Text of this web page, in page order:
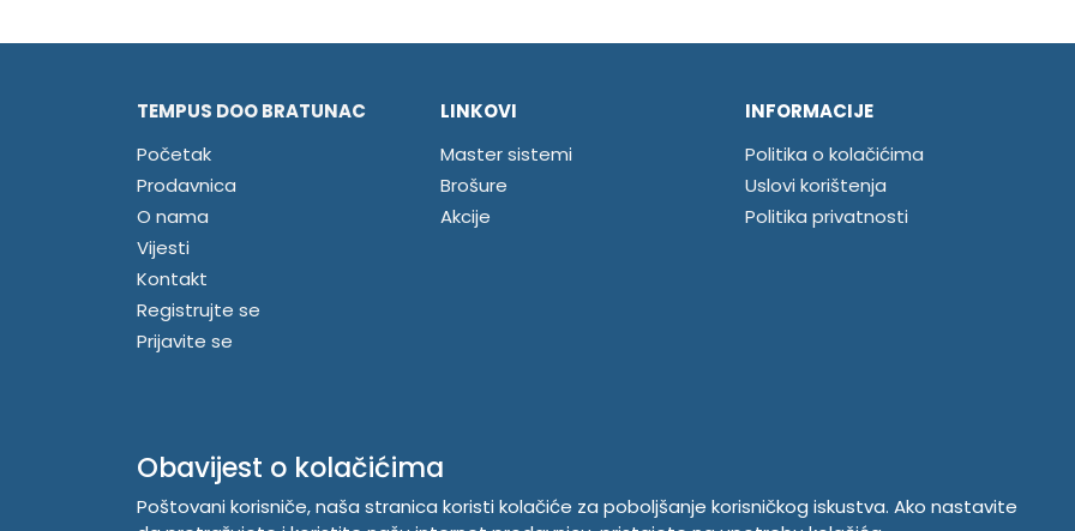
TEMPUS DOO BRATUNAC
Početak
Prodavnica
O nama
Vijesti
Kontakt
Registrujte se
Prijavite se
LINKOVI
Master sistemi
Brošure
Akcije
INFORMACIJE
Politika o kolačićima
Uslovi korištenja
Politika privatnosti
Obavijest o kolačićima
Poštovani korisniče, naša stranica koristi kolačiće za poboljšanje korisničkog iskustva. Ako nastavite